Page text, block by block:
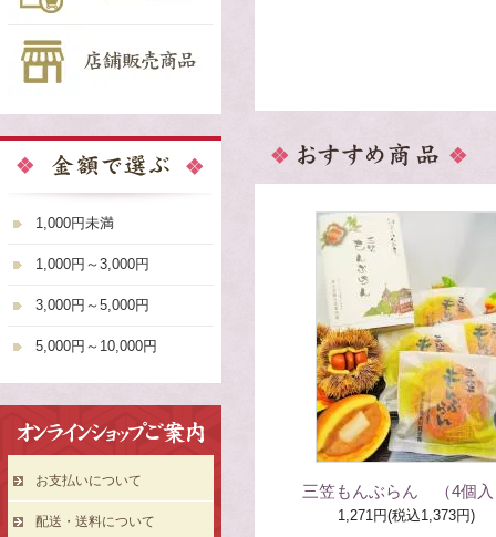
三笠もんぶらん （4個
1,271円(税込1,373円)
1,000円未満
1,000円～3,000円
3,000円～5,000円
5,000円～10,000円
お支払いについて
配送・送料について